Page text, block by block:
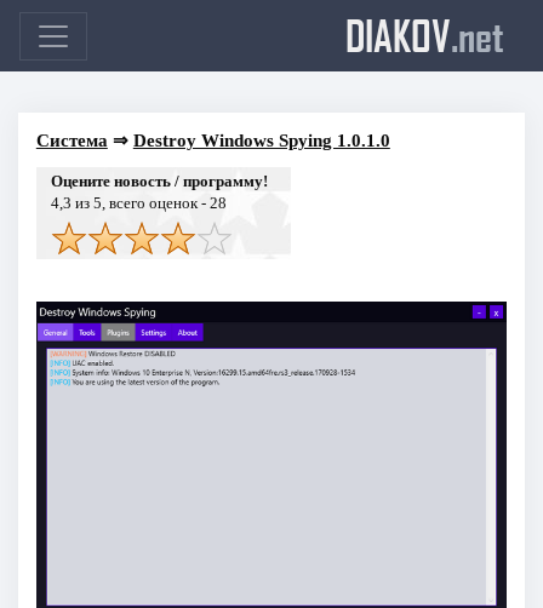
DIAKOV.net
Система ⇒ Destroy Windows Spying 1.0.1.0
Оцените новость / программу!
4,3 из 5, всего оценок - 28